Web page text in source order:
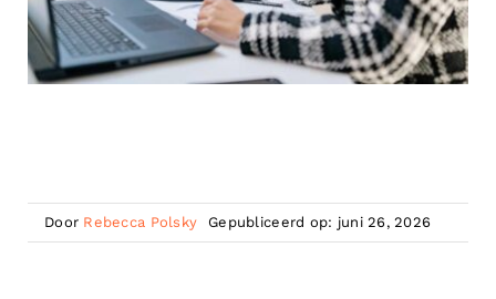
Door Rebecca Polsky Gepubliceerd op: juni 26, 2026